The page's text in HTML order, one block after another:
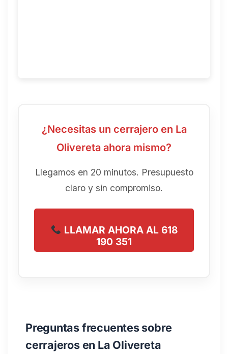
¿Necesitas un cerrajero en La
Olivereta ahora mismo?
Llegamos en 20 minutos. Presupuesto
claro y sin compromiso.
LLAMAR AHORA AL 618
190 351
Preguntas frecuentes sobre
cerrajeros en La Olivereta